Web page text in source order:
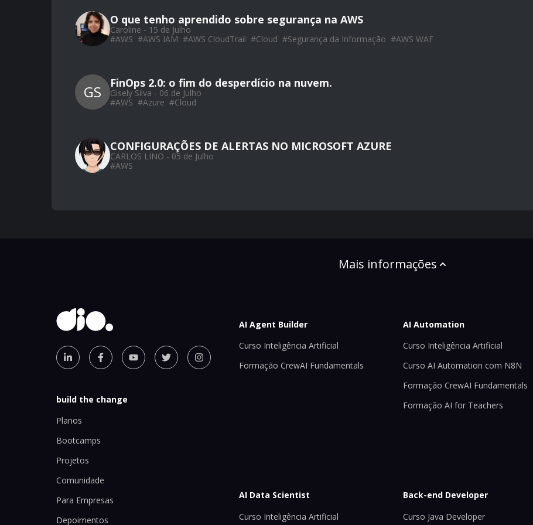
O que tenho aprendido sobre segurança na AWS
Caroline - 15 de Julho
#AWS #AWS IAM #AWS CloudTrail #Cloud #Segurança da Informação #AWS WAF
GS FinOps 2.0: o fim do desperdício na nuvem.
Gisely Silva - 06 de Julho
#AWS #Azure #Cloud
CONFIGURAÇÕES DE ALERTAS NO MICROSOFT AZURE
CARLOS LINO - 05 de Julho
#AWS
Mais informações
build the change
Planos
Bootcamps
Projetos
Comunidade
Para Empresas
Depoimentos
AI Agent Builder
Curso Inteligência Artificial
Formação CrewAI Fundamentals
AI Automation
Curso Inteligência Artificial
Curso AI Automation com N8N
Formação CrewAI Fundamentals
Formação AI for Teachers
AI Data Scientist
Curso Inteligência Artificial
Back-end Developer
Curso Java Developer